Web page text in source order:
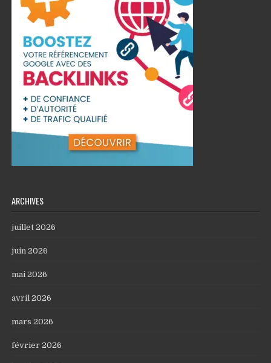
ARCHIVES
juillet 2026
juin 2026
mai 2026
avril 2026
mars 2026
février 2026